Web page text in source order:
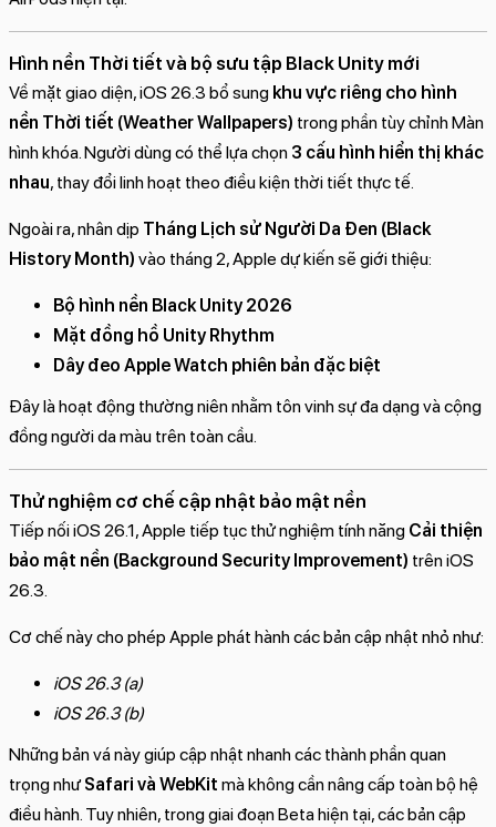
Hình nền Thời tiết và bộ sưu tập Black Unity mới
Về mặt giao diện, iOS 26.3 bổ sung khu vực riêng cho hình
nền Thời tiết (Weather Wallpapers) trong phần tùy chỉnh Màn
hình khóa. Người dùng có thể lựa chọn 3 cấu hình hiển thị khác
nhau, thay đổi linh hoạt theo điều kiện thời tiết thực tế.
Ngoài ra, nhân dịp Tháng Lịch sử Người Da Đen (Black
History Month) vào tháng 2, Apple dự kiến sẽ giới thiệu:
Bộ hình nền Black Unity 2026
Mặt đồng hồ Unity Rhythm
Dây đeo Apple Watch phiên bản đặc biệt
Đây là hoạt động thường niên nhằm tôn vinh sự đa dạng và cộng
đồng người da màu trên toàn cầu.
Thử nghiệm cơ chế cập nhật bảo mật nền
Tiếp nối iOS 26.1, Apple tiếp tục thử nghiệm tính năng Cải thiện
bảo mật nền (Background Security Improvement) trên iOS
26.3.
Cơ chế này cho phép Apple phát hành các bản cập nhật nhỏ như:
iOS 26.3 (a)
iOS 26.3 (b)
Những bản vá này giúp cập nhật nhanh các thành phần quan
trọng nhưSafari và WebKit mà không cần nâng cấp toàn bộ hệ
điều hành. Tuy nhiên, trong giai đoạn Beta hiện tại, các bản cập